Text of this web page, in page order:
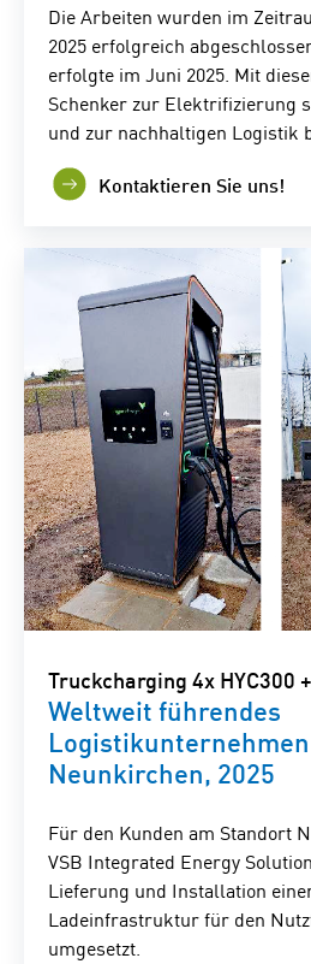
Die Arbeiten wurden im
2025 erfolgreich
erfolgte im Juni 2025. Mit
Schenker zur Elektrifizierung
und zur nachhaltigen Logistik
Kontaktieren Sie uns!
Truckcharging 4x HYC300
Weltweit führendes
Neunkirchen, 2025
Für den Kunden am Standort
VSB Integrated Energy
Lieferung und Installation
Ladeinfrastruktur für den
umgesetzt.